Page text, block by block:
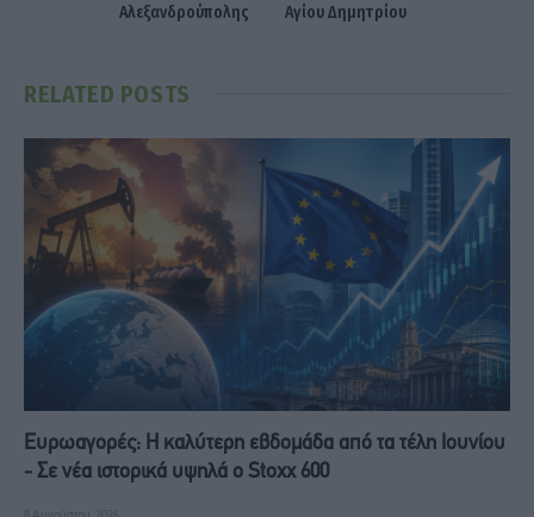
Αλεξανδρούπολης
Αγίου Δημητρίου
RELATED POSTS
Ευρωαγορές: Η καλύτερη εβδομάδα από τα τέλη Ιουνίου
- Σε νέα ιστορικά υψηλά ο Stoxx 600